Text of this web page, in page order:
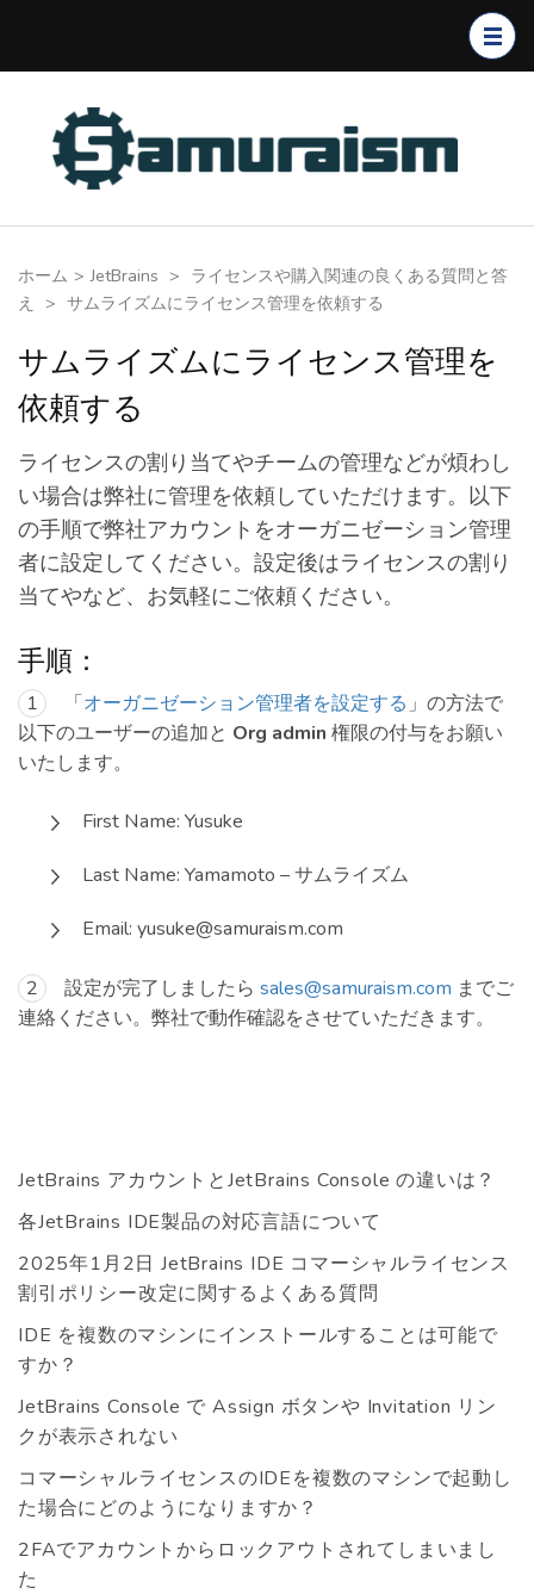
ッ
プ
(Enter
押
す)
ホーム > JetBrains > ライセンスや購入関連の良くある質問と答
え
> サムライズムにライセンス管理を依頼する
サムライズムにライセンス管理を
依頼する
ライセンスの割り当てやチームの管理などが煩わし
い場合は弊社に管理を依頼していただけます。以下
の手順で弊社アカウントをオーガニゼーション管理
者に設定してください。設定後はライセンスの割り
当てやなど、お気軽にご依頼ください。
手順：
「オーガニゼーション管理者を設定する 」の方法で
以下のユーザーの追加と Org admin 権限の付与をお願い
いたします。
First Name: Yusuke
Last Name: Yamamoto – サムライズム
Email: yusuke@samuraism.com
設定が完了しましたら sales@samuraism.com までご
連絡ください。弊社で動作確認をさせていただきます。
JetBrains アカウントとJetBrains Console の違いは？
各JetBrains IDE製品の対応言語について
2025年1月2日 JetBrains IDE コマーシャルライセンス
割引ポリシー改定に関するよくある質問
IDE を複数のマシンにインストールすることは可能で
すか？
JetBrains Console で Assign ボタンや Invitation リン
クが表示されない
コマーシャルライセンスのIDEを複数のマシンで起動し
た場合にどのようになりますか？
2FAでアカウントからロックアウトされてしまいまし
た